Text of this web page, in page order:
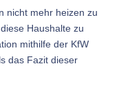
nicht mehr heizen zu
Haushalte zu
mithilfe der KfW
das Fazit dieser